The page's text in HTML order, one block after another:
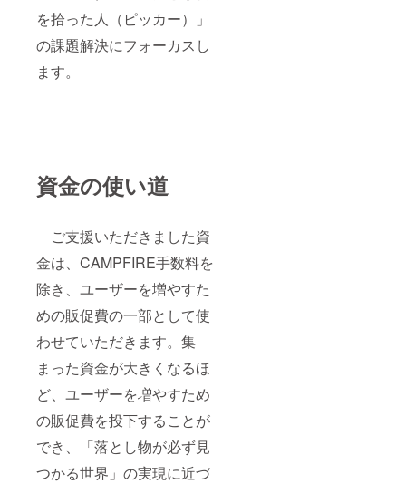
を拾った人（ピッカー）」
の課題解決にフォーカスし
ます。
資金の使い道
ご支援いただきました資
金は、CAMPFIRE手数料を
除き、ユーザーを増やすた
めの販促費の一部として使
わせていただきます。集
まった資金が大きくなるほ
ど、ユーザーを増やすため
の販促費を投下することが
でき、「落とし物が必ず見
つかる世界」の実現に近づ